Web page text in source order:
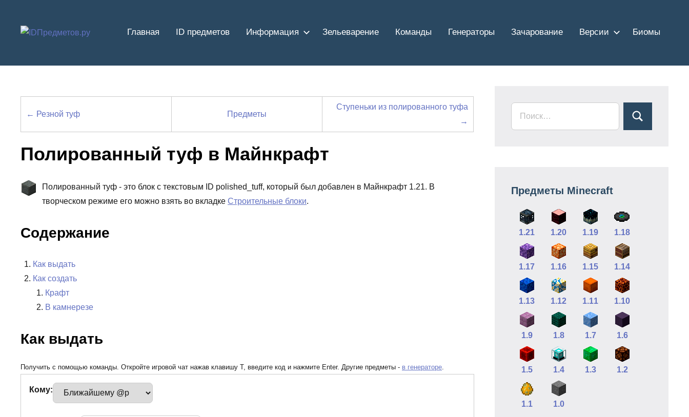
содержимому
Главная ID предметов Информация Зельеварение Команды Генераторы Зачарование Версии Биомы
← Резной туф Предметы
Ступеньки из полированного туфа
→
Полированный туф в Майнкрафт
Полированный туф - это блок с текстовым ID polished_tuff, который был добавлен в Майнкрафт 1.21. В
творческом режиме его можно взять во вкладке Строительные блоки.
Содержание
Как выдать
Как создать
Крафт
В камнерезе
Как выдать
Получить с помощью команды. Откройте игровой чат нажав клавишу T, введите код и нажмите Enter. Другие предметы - в генераторе
Кому:
Предметы Minecraft
1.21 1.20 1.19 1.18
1.17 1.16 1.15 1.14
1.13 1.12 1.11 1.10
1.9 1.8 1.7 1.6
1.5 1.4 1.3 1.2
1.1 1.0